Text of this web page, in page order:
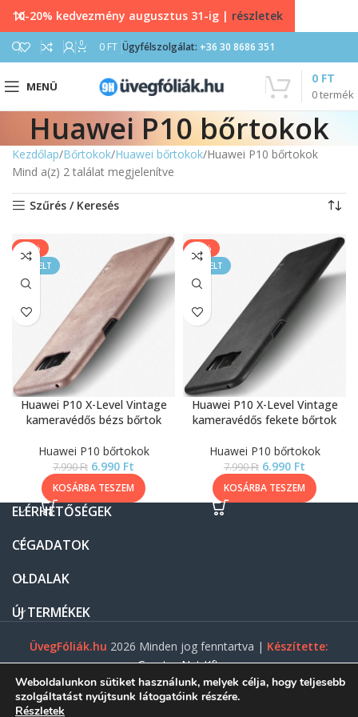
0 0 FT Ügyfélszolgálat: +36 30 8686 351
MENÜ
0termék
0 FT
Huawei P10 bőrtokok
Kezdőlap Bőrtokok Huawei bőrtokok Huawei P10 bőrtokok
Mind a(z) 2 találat megjelenítve
Szűrés / Keresés
-13%
KIEMELT
Huawei P10 X-Level Vintage
kameravédős bézs bőrtok
Huawei P10 bőrtokok
7.990Ft 6.990 Ft
KOSÁRBA TESZEM
-13%
KIEMELT
Huawei P10 X-Level Vintage
kameravédős fekete bőrtok
Huawei P10 bőrtokok
7.990Ft 6.990 Ft
KOSÁRBA TESZEM
ELÉRHETŐSÉGEK
CÉGADATOK
OLDALAK
ÚJ TERMÉKEK
ÜvegFóliák.hu 2026 Minden jog fenntartva | Készítette:
Gasztro Net Kft.
10-20% kedvezmény augusztus 31-ig | részletek
Weboldalunkon sütiket használunk, melyek célja, hogy teljesebb
szolgáltatást nyújtsunk látogatóink részére.
Részletek